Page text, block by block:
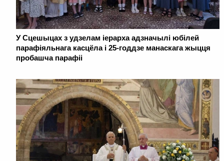
У Сцешыцах з удзелам іерарха адзначылі юбілей
парафіяльнага касцёла і 25-годдзе манаскага жыцця
пробашча парафіі